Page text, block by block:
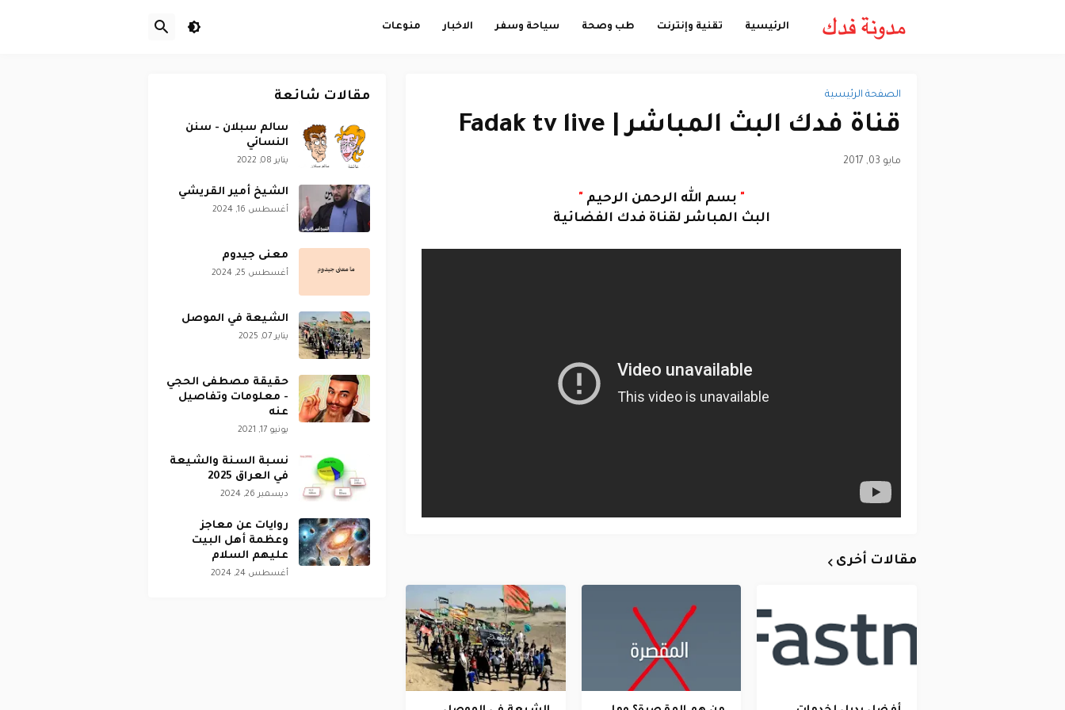
الرئيسية تقنية وإنترنت طب وصحة سياحة وسفر الاخبار منوعات
الصفحة الرئيسية
قناة فدك البث المباشر | Fadak tv live
مايو 03, 2017
" بسم الله الرحمن الرحيم "
البث المباشر لقناة فدك الفضائية
مقالات أخرى
مقالات شائعة
سالم سبلان - سنن
النسائي
يناير 08, 2022
الشيخ أمير القريشي
أغسطس 16, 2024
معنى جيدوم
أغسطس 25, 2024
الشيعة في الموصل
يناير 07, 2025
حقيقة مصطفى الحجي
- معلومات وتفاصيل
عنه
يونيو 17, 2021
نسبة السنة والشيعة
في العراق 2025
ديسمبر 26, 2024
روايات عن معاجز
وعظمة أهل البيت
عليهم السلام
أغسطس 24, 2024